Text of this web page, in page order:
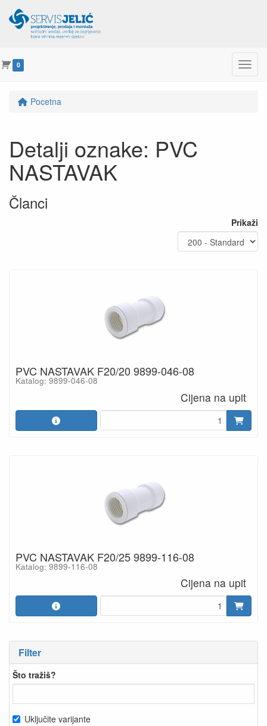
0 Menu
Filter
Što tražiš?
Uključite varijante
Pocetna
Detalji oznake: PVC
NASTAVAK
Članci
Prikaži
PVC NASTAVAK F20/20 9899-046-08
Katalog: 9899-046-08
Cijena na upit
PVC NASTAVAK F20/25 9899-116-08
Katalog: 9899-116-08
Cijena na upit